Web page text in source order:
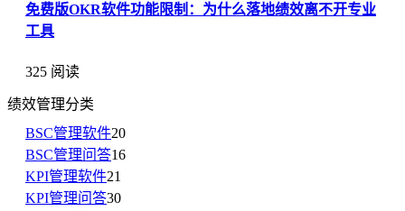
免费版OKR软件功能限制：为什么落地绩效离不开专业
工具
325 阅读
绩效管理分类
BSC管理软件20
BSC管理问答16
KPI管理软件21
KPI管理问答30